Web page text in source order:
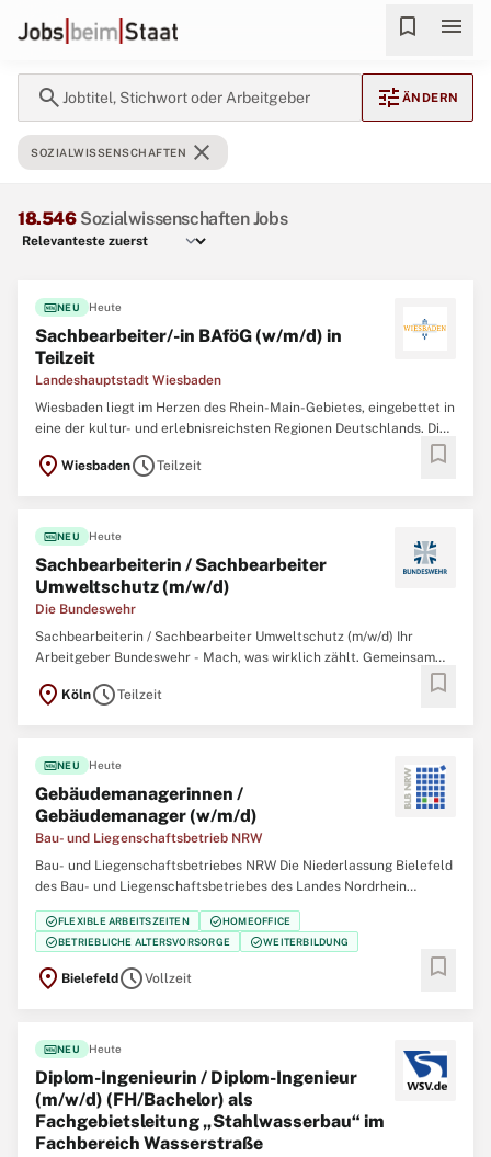
bookmark menu
search Jobtitel, Stichwort oder Arbeitgeber tune ÄNDERN
SOZIALWISSENSCHAFTEN close
18.546 Sozialwissenschaften Jobs
fiber_newNEU Heute
Sachbearbeiter/-in BAföG (w/m/d) in
Teilzeit
Landeshauptstadt Wiesbaden
Wiesbaden liegt im Herzen des Rhein-Main-Gebietes, eingebettet in
eine der kultur- und erlebnisreichsten Regionen Deutschlands. Die
Freizeitangebot und bildet damit ein ideales Umfeld für den
location_on WiesbadenscheduleTeilzeit bookmark
fiber_newNEU Heute
Sachbearbeiterin / Sachbearbeiter
Umweltschutz (m/w/d)
Die Bundeswehr
Sachbearbeiterin / Sachbearbeiter Umweltschutz (m/w/d) Ihr
Arbeitgeber Bundeswehr - Mach, was wirklich zählt. Gemeinsam
garantieren wir Sicherheit, Souveränität und die außenpolitische
location_on KölnscheduleTeilzeit bookmark
fiber_newNEU Heute
Gebäudemanagerinnen /
Gebäudemanager (w/m/d)
Bau- und Liegenschaftsbetrieb NRW
Bau- und Liegenschaftsbetriebes NRW Die Niederlassung Bielefeld
des Bau- und Liegenschaftsbetriebes des Landes Nordrhein
Westfalen (BLB NRW) sucht zum nächstmöglichen Zeitpunkt
mehrere Gebäudemanagerinnen / Gebäudemanager (w/m/d) Der
Bau- und Liegenschaftsbetrieb NRW ist Eigentümer,
check_circleFLEXIBLE ARBEITSZEITEN check_circleHOMEOFFICE
check_circleBETRIEBLICHE ALTERSVORSORGE check_circleWEITERBILDUNG
location_on Bielefeld scheduleVollzeit bookmark
fiber_newNEU Heute
Diplom-Ingenieurin / Diplom-Ingenieur
(m/w/d) (FH/Bachelor) als
Fachgebietsleitung „Stahlwasserbau“ im
Fachbereich Wasserstraße